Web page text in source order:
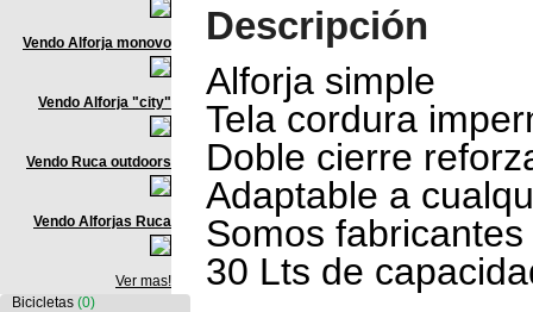
Descripción
Alforja simple
Tela cordura
Doble cierre
Adaptable a
Somos fabricantes
30 Lts de
Vendo Alforja monovo
Vendo Alforja "city"
Vendo Ruca outdoors
Vendo Alforjas Ruca
Ver mas!
Bicicletas (0)